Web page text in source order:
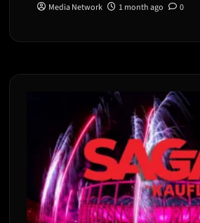
Media Network 1 month ago 0